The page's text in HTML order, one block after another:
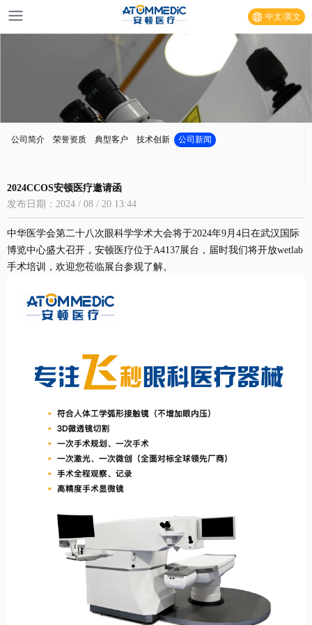
中文/英文
公司简介 荣誉资质 典型客户 技术创新 公司新闻
2024CCOS安顿医疗邀请函
发布日期：2024 / 08 / 20 13:44
中华医学会第二十八次眼科学学术大会将于2024年9月4日在武汉国际
博览中心盛大召开，安顿医疗位于A4137展台，届时我们将开放wetlab
手术培训，欢迎您莅临展台参观了解。